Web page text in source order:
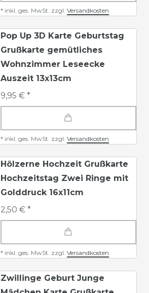
* inkl. ges. MwSt. zzgl. Versandkosten
Pop Up 3D Karte Geburtstag
Grußkarte gemütliches
Wohnzimmer Leseecke
Auszeit 13x13cm
9,95 € *
* inkl. ges. MwSt. zzgl. Versandkosten
Hölzerne Hochzeit Grußkarte
Hochzeitstag Zwei Ringe mit
Golddruck 16x11cm
2,50 € *
* inkl. ges. MwSt. zzgl. Versandkosten
Zwillinge Geburt Junge